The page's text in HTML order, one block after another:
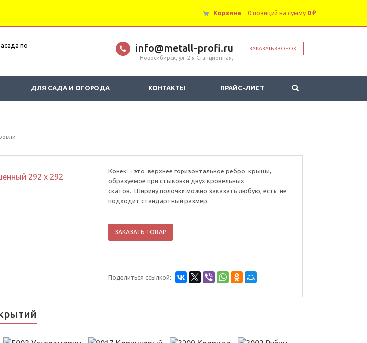
Корзина 0 позиций на сумму 0 ₽
по
ЗАКАЗАТЬ ЗВОНОК
info@metall-profi.ru
Новосибирск, ул. 2-я Станционная,
ДЛЯ САДА И ОГОРОДА КОНТАКТЫ ПРАЙС-ЛИСТ
Конек - это верхнее горизонтальное ребро крыши,
образуемое при стыковки двух кровельных
скатов. Ширину полочки можно заказать любую, есть не
подходит стандартный размер.
ЗАКАЗАТЬ ТОВАР
Поделиться ссылкой: